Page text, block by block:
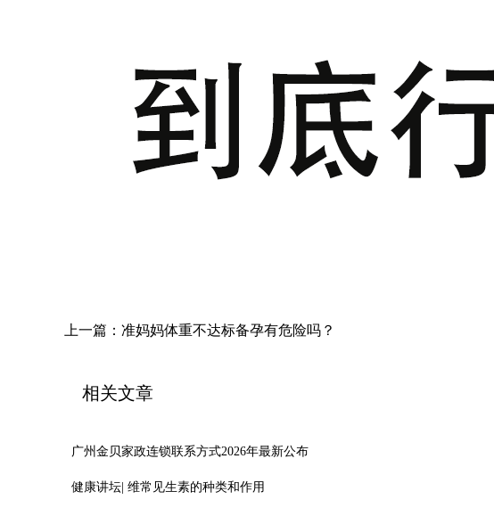
上一篇： 准妈妈体重不达标备孕有危险吗？
相关文章
广州金贝家政连锁联系方式2026年最新公布
健康讲坛| 维常见生素的种类和作用